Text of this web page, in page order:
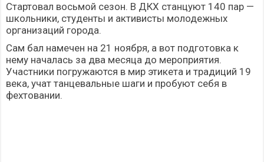
Стартовал восьмой сезон. В ДКХ станцуют 140 пар —
школьники, студенты и активисты молодежных
организаций города.
Сам бал намечен на 21 ноября, а вот подготовка к
нему началась за два месяца до мероприятия.
Участники погружаются в мир этикета и традиций 19
века, учат танцевальные шаги и пробуют себя в
фехтовании.